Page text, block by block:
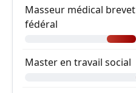
Masseur médical brevet
fédéral
Master en travail social